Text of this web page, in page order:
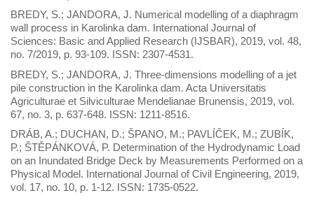
BREDY, S.; JANDORA, J. Numerical modelling of a diaphragm
wall process in Karolinka dam. International Journal of
Sciences: Basic and Applied Research (IJSBAR), 2019, vol. 48,
no. 7/2019, p. 93-109. ISSN: 2307-4531.
BREDY, S.; JANDORA, J. Three-dimensions modelling of a jet
pile construction in the Karolinka dam. Acta Universitatis
Agriculturae et Silviculturae Mendelianae Brunensis, 2019, vol.
67, no. 3, p. 637-648. ISSN: 1211-8516.
DRÁB, A.; DUCHAN, D.; ŠPANO, M.; PAVLÍČEK, M.; ZUBÍK,
P.; ŠTĚPÁNKOVÁ, P. Determination of the Hydrodynamic Load
on an Inundated Bridge Deck by Measurements Performed on a
Physical Model. International Journal of Civil Engineering, 2019,
vol. 17, no. 10, p. 1-12. ISSN: 1735-0522.